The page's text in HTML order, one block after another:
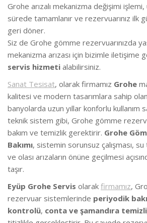
Grohe arızalı mekanizma değişimi
sürede tamamlanır ve rezervuarınız ilk
geri döner.
Siz de Grohe gömme rezervuarınızda
mekanizma arızası için bizimle iletişime
servis hizmeti alabilirsiniz.
Sanat Tesisat, olarak firmamız Grohe
kalitesi ve modern tasarımlara sahip
banyolarda uzun yıllar konforlu kullanım
teknik sistem gibi, Grohe gömme
bakım ve temizlik gerektirir. Grohe
Bakımı, sistemin sorunsuz çalışması,
ve olası arızaların önüne geçilmesi
taşır.
Eyüp Grohe Servis olarak firmamız,
rezervuar sistemlerinde periyodik
kontrolü, conta ve şamandıra